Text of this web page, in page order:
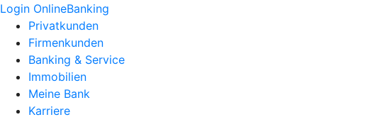
Login OnlineBanking
Privatkunden
Firmenkunden
Banking & Service
Immobilien
Meine Bank
Karriere